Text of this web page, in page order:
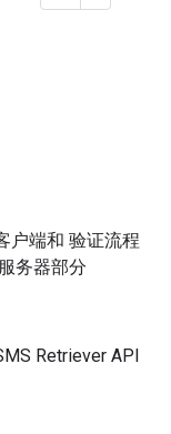
户端和 验证流程
务器部分
Retriever API